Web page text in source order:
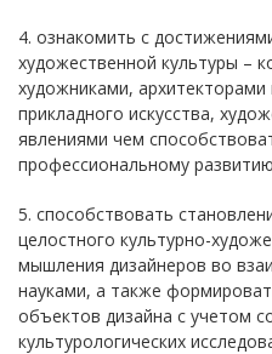
4. ознакомить с
художественной культуры –
художниками,
прикладного искусства,
явлениями чем
профессиональному
5. способствовать
целостного культурно-
мышления дизайнеров во
науками, а также
объектов дизайна с учетом
культурологических